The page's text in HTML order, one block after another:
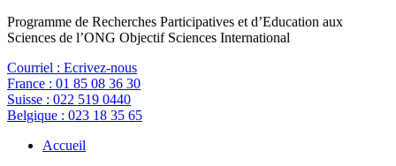
Programme de Recherches Participatives et d’Education aux
Sciences de l’ONG Objectif Sciences International
Courriel : Ecrivez-nous
France : 01 85 08 36 30
Suisse : 022 519 0440
Belgique : 023 18 35 65
Accueil